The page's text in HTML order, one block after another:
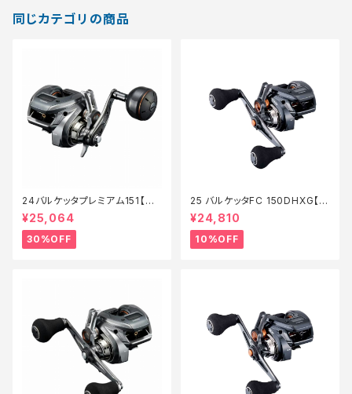
同じカテゴリの商品
24バルケッタプレミアム151【特
価リール】【30】
¥25,064
30%OFF
25 バルケッタFC 150DHXG【継
続セール_リール】【10】
¥24,810
10%OFF